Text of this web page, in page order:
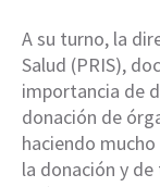
A su turno, la
Salud (PRIS),
importancia de
donación de
haciendo
la donación y